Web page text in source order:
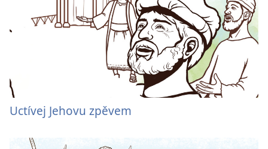
Uctívej Jehovu zpěvem